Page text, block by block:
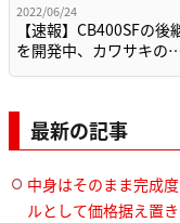
2022/06/24
【速報】CB400SFの
を開発中、カワサキの
最新の記事
中身はそのまま完成
ルとして価格据え置